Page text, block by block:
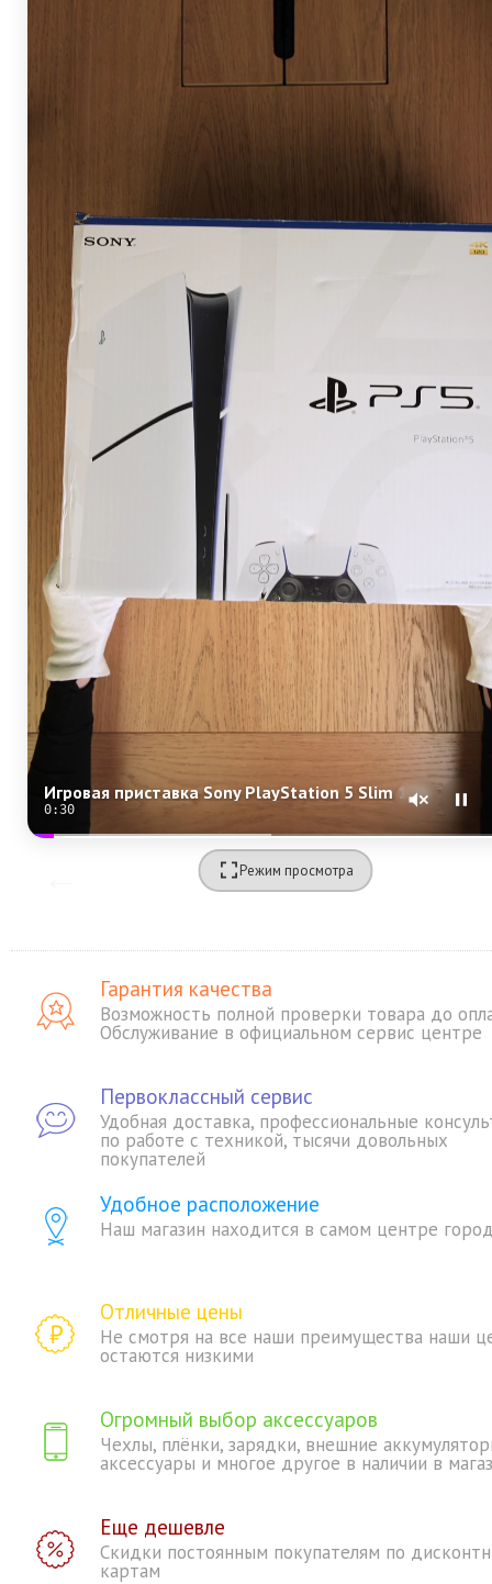
Игровая приставка Sony PlayStation 5 Slim 1Tb
0:29
Режим просмотра
Гарантия качества
Возможность полной проверки товара до
Обслуживание в официальном сервис центре
Первоклассный сервис
Удобная доставка, профессиональные
по работе с техникой, тысячи довольных
покупателей
Удобное расположение
Наш магазин находится в самом центре
Отличные цены
Не смотря на все наши преимущества наши
остаются низкими
Огромный выбор аксессуаров
Чехлы, плёнки, зарядки, внешние
аксессуары и многое другое в наличии в
Еще дешевле
Скидки постоянным покупателям по
картам